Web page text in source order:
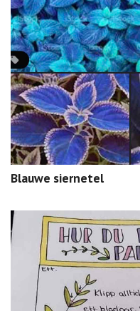
Blauwe siernetel